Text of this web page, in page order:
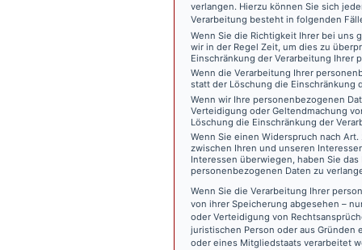
verlangen. Hierzu können Sie sich
Verarbeitung besteht in folgenden
Wenn Sie die Richtigkeit Ihrer bei
wir in der Regel Zeit, um dies zu
Einschränkung der Verarbeitung Ihrer
Wenn die Verarbeitung Ihrer
statt der Löschung die Einschränkung
Wenn wir Ihre personenbezogenen
Verteidigung oder Geltendmachung
Löschung die Einschränkung der
Wenn Sie einen Widerspruch nach
zwischen Ihren und unseren
Interessen überwiegen, haben Sie
personenbezogenen Daten zu
Wenn Sie die Verarbeitung Ihrer
von ihrer Speicherung abgesehen –
oder Verteidigung von
juristischen Person oder aus
oder eines Mitgliedstaats verarbeitet